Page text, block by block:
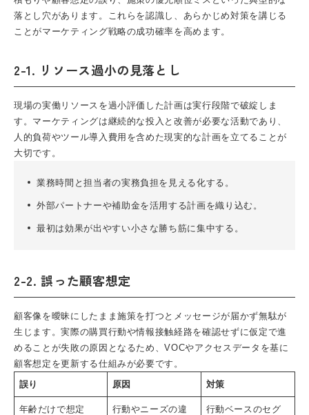
落とし穴があります。これらを認識し、あらかじめ対策を講じる
ことがマーケティング戦略の成功確率を高めます。
2-1. リソース過小の見落とし
現場の実働リソースを過小評価した計画は実行段階で破綻しま
す。マーケティングは継続的な投入と改善が必要な活動であり、
人的負荷やツール導入費用を含めた現実的な計画を立てることが
大切です。
業務時間と担当者の実務負担を見える化する。
外部パートナーや補助金を活用する計画を織り込む。
最初は効果が出やすい小さな勝ち筋に集中する。
2-2. 誤った顧客想定
顧客像を曖昧にしたまま施策を打つとメッセージが届かず無駄が
生じます。実際の購買行動や情報接触経路を確認せずに仮定で進
めることが失敗の原因となるため、VOCやアクセスデータを基に
顧客想定を更新する仕組みが必要です。
誤り
原因 対策
年齢だけで想定
行動やニーズの違
行動ベースのセグ